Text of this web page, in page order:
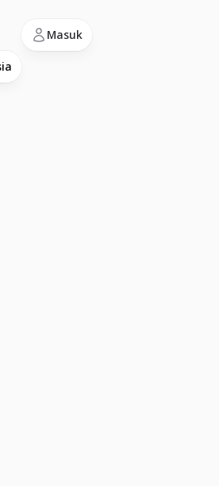
Masuk